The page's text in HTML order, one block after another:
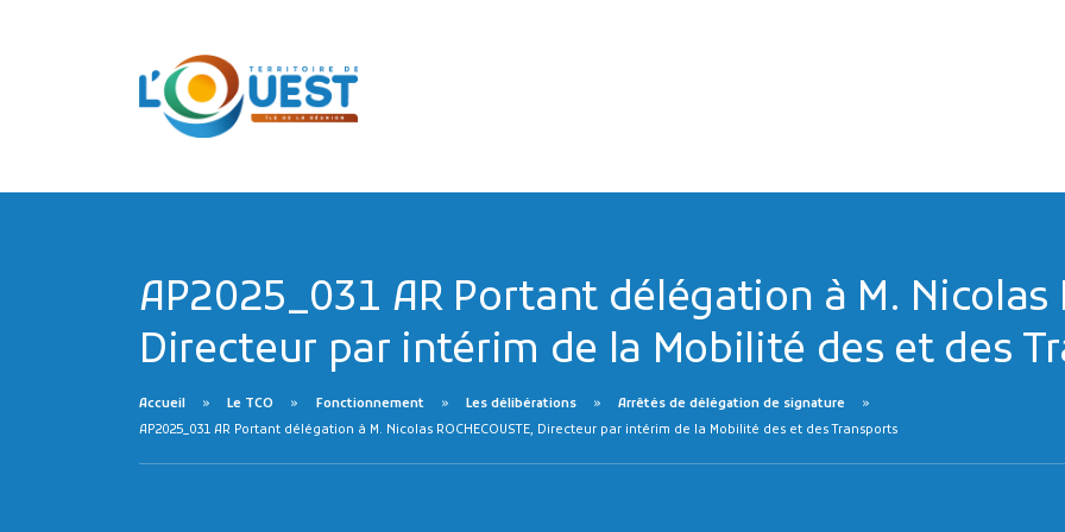
AP2025_031 AR Portant délégation à M. Nicolas
Directeur par intérim de la Mobilité des et des
Accueil Le TCO Fonctionnement Les délibérations
Arrêtés de délégation de signature
AP2025_031 AR Portant délégation à M. Nicolas ROCHECOUSTE, Directeur par intérim de la Mobilité des et des Transports